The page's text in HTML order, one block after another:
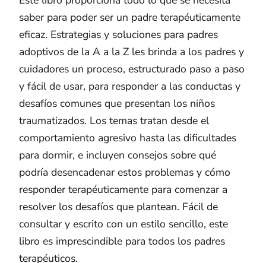
saber para poder ser un padre terapéuticamente
eficaz. Estrategias y soluciones para padres
adoptivos de la A a la Z les brinda a los padres y
cuidadores un proceso, estructurado paso a paso
y fácil de usar, para responder a las conductas y
desafíos comunes que presentan los niños
traumatizados. Los temas tratan desde el
comportamiento agresivo hasta las dificultades
para dormir, e incluyen consejos sobre qué
podría desencadenar estos problemas y cómo
responder terapéuticamente para comenzar a
resolver los desafíos que plantean. Fácil de
consultar y escrito con un estilo sencillo, este
libro es imprescindible para todos los padres
terapéuticos.